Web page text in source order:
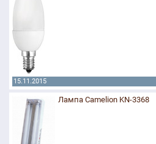
15.11.2015
Лампа Camelion KN-3368